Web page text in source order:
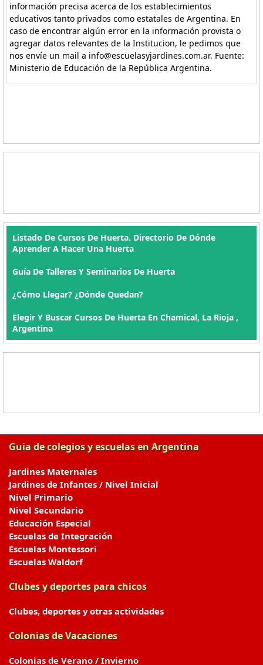
información precisa acerca de los establecimientos
educativos tanto privados como estatales de Argentina. En
caso de encontrar algún error en la información provista o
agregar datos relevantes de la Institucion, le pedimos que
nos envíe un mail a info@escuelasyjardines.com.ar. Fuente:
Ministerio de Educación de la República Argentina.
Listado De Cursos De Huerta. Directorio De Dónde
Aprender A Hacer Una Huerta
Guía De Talleres Y Seminarios De Huerta
¿Cómo Llegar? ¿Dónde Quedan?
Elegir Y Buscar Cursos De Huerta En Chamical, La Rioja ,
Argentina
Guia de colegios y escuelas en Argentina
Jardines Maternales
Jardines de Infantes / Nivel Inicial
Nivel Primario
Nivel Secundario
Educación Especial
Escuelas de Integración
Escuelas Montessori
Escuelas Waldorf
Clubes y deportes para chicos
Clubes, deportes y otras actividades
Colonias de Vacaciones
Colonias de Verano / Invierno